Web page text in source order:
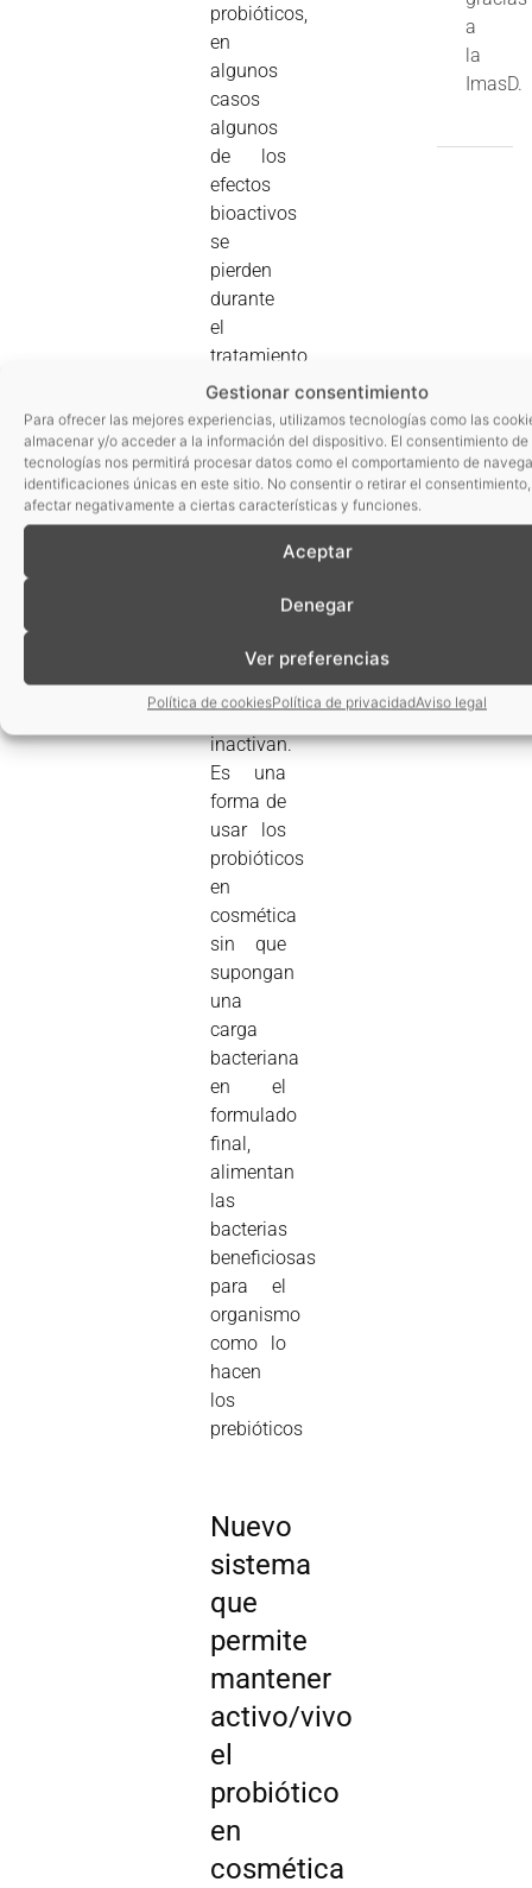
Gestionar consentimiento
Para ofrecer las mejores experiencias, utilizamos tecnologías como las
almacenar y/o acceder a la información del dispositivo. El consentimiento de
tecnologías nos permitirá procesar datos como el comportamiento de
identificaciones únicas en este sitio. No consentir o retirar el
afectar negativamente a ciertas características y funciones.
Aceptar
Denegar
Ver preferencias
Política de cookiesPolítica de privacidadAviso legal
probióticos,
en
algunos
casos
algunos
de los
efectos
bioactivos
se
pierden
durante
el
tratamiento
de
lisado.
Los
microorganismos
lisados
de los
probióticos
que se
inactivan.
Es una
forma de
usar los
probióticos
en
cosmética
sin que
supongan
una
carga
bacteriana
en el
formulado
final,
alimentan
las
bacterias
beneficiosas
para el
organismo
como lo
hacen
los
prebióticos
Nuevo
sistema
que
permite
mantener
activo/vivo
el
probiótico
en
cosmética
a
la
ImasD.